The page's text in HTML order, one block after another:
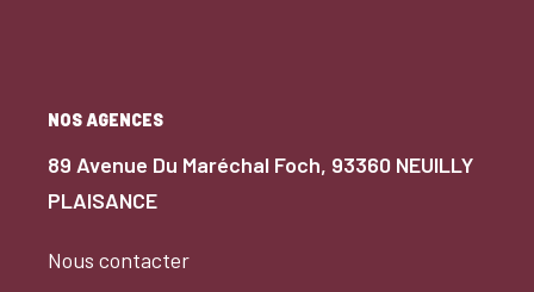
NOS AGENCES
89 Avenue Du Maréchal Foch, 93360 NEUILLY
PLAISANCE
Nous contacter